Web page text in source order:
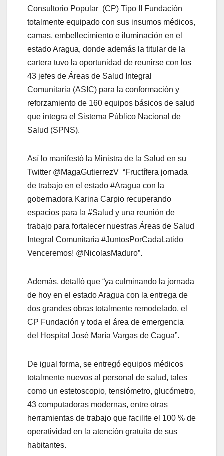
Consultorio Popular (CP) Tipo II Fundación
totalmente equipado con sus insumos médicos,
camas, embellecimiento e iluminación en el
estado Aragua, donde además la titular de la
cartera tuvo la oportunidad de reunirse con los
43 jefes de Áreas de Salud Integral
Comunitaria (ASIC) para la conformación y
reforzamiento de 160 equipos básicos de salud
que integra el Sistema Público Nacional de
Salud (SPNS).
Así lo manifestó la Ministra de la Salud en su
Twitter @MagaGutierrezV “Fructífera jornada
de trabajo en el estado #Aragua con la
gobernadora Karina Carpio recuperando
espacios para la #Salud y una reunión de
trabajo para fortalecer nuestras Áreas de Salud
Integral Comunitaria #JuntosPorCadaLatido
Venceremos! @NicolasMaduro”.
Además, detalló que “ya culminando la jornada
de hoy en el estado Aragua con la entrega de
dos grandes obras totalmente remodelado, el
CP Fundación y toda el área de emergencia
del Hospital José María Vargas de Cagua”.
De igual forma, se entregó equipos médicos
totalmente nuevos al personal de salud, tales
como un estetoscopio, tensiómetro, glucómetro,
43 computadoras modernas, entre otras
herramientas de trabajo que facilite el 100 % de
operatividad en la atención gratuita de sus
habitantes.